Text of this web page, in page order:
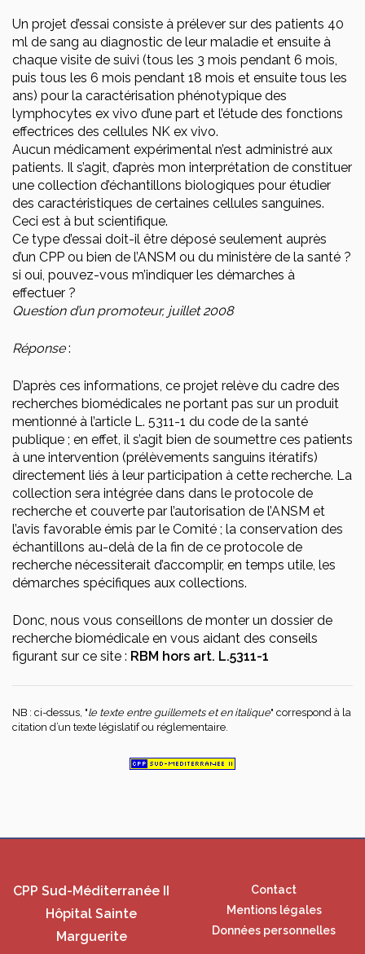
Un projet d’essai consiste à prélever sur des patients 40
ml de sang au diagnostic de leur maladie et ensuite à
chaque visite de suivi (tous les 3 mois pendant 6 mois,
puis tous les 6 mois pendant 18 mois et ensuite tous les
ans) pour la caractérisation phénotypique des
lymphocytes ex vivo d’une part et l’étude des fonctions
effectrices des cellules NK ex vivo.
Aucun médicament expérimental n’est administré aux
patients. Il s’agit, d’après mon interprétation de constituer
une collection d’échantillons biologiques pour étudier
des caractéristiques de certaines cellules sanguines.
Ceci est à but scientifique.
Ce type d’essai doit-il être déposé seulement auprès
d’un CPP ou bien de l’ANSM ou du ministère de la santé ?
si oui, pouvez-vous m’indiquer les démarches à
effectuer ?
Question d’un promoteur, juillet 2008
Réponse:
D’après ces informations, ce projet relève du cadre des
recherches biomédicales ne portant pas sur un produit
mentionné à l’article L. 5311-1 du code de la santé
publique ; en effet, il s’agit bien de soumettre ces patients
à une intervention (prélèvements sanguins itératifs)
directement liés à leur participation à cette recherche. La
collection sera intégrée dans dans le protocole de
recherche et couverte par l’autorisation de l’ANSM et
l’avis favorable émis par le Comité ; la conservation des
échantillons au-delà de la fin de ce protocole de
recherche nécessiterait d’accomplir, en temps utile, les
démarches spécifiques aux collections.
Donc, nous vous conseillons de monter un dossier de
recherche biomédicale en vous aidant des conseils
figurant sur ce site : RBM hors art. L.5311-1
NB : ci-dessus, "le texte entre guillemets et en italique" correspond à la
citation d’un texte législatif ou réglementaire.
CPP Sud-Méditerranée II
Hôpital Sainte
Marguerite
Contact
Mentions légales
Données personnelles